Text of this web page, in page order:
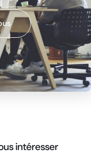
intéresser